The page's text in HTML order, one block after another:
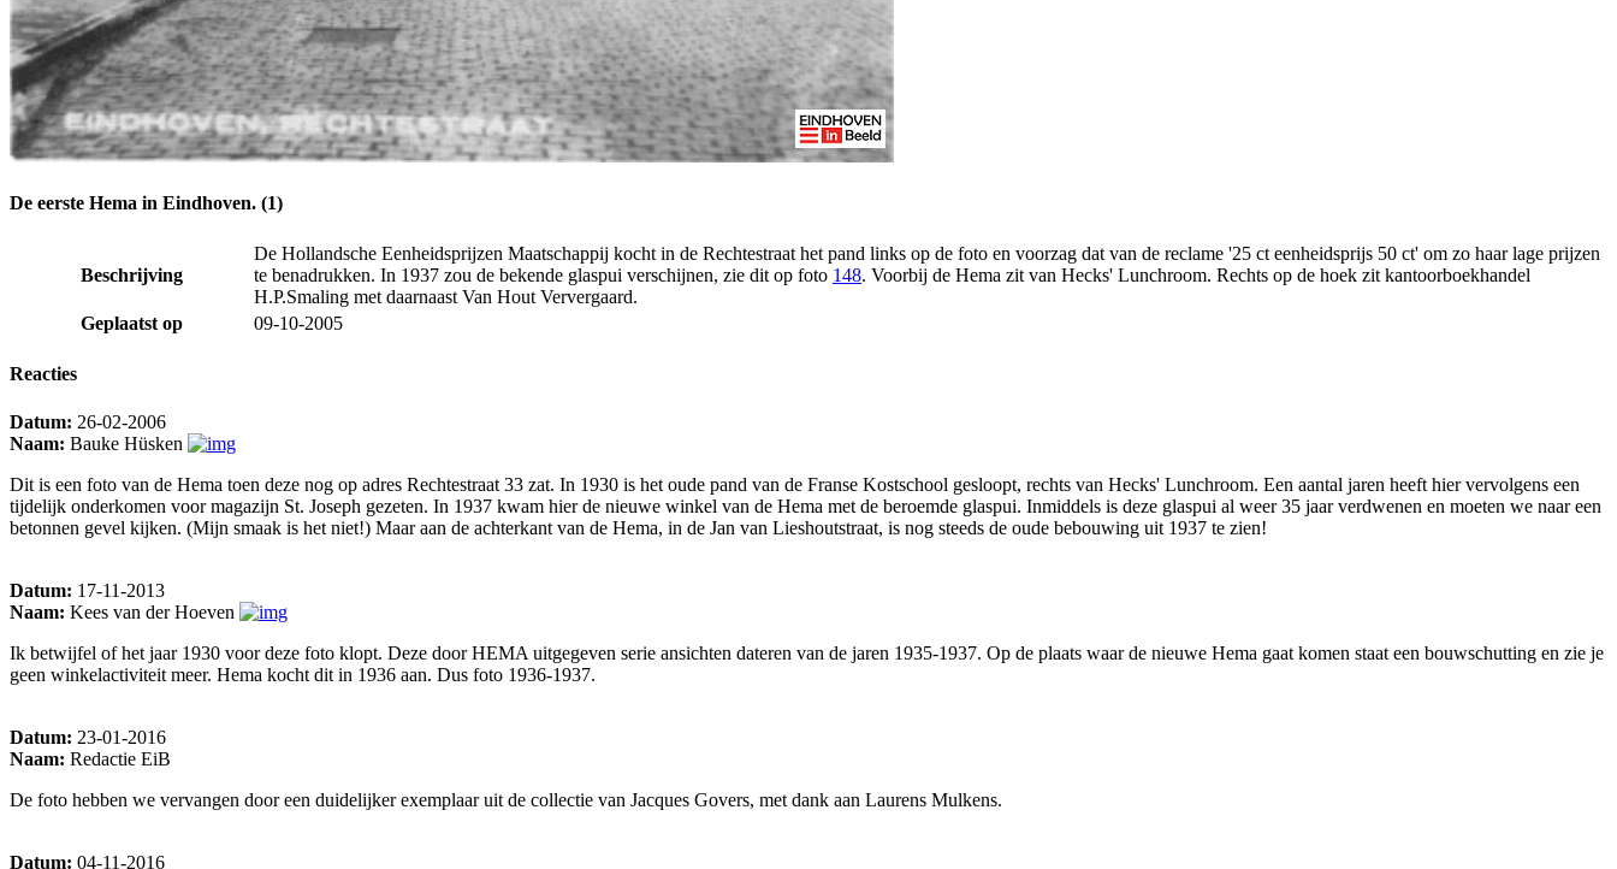
De eerste Hema in Eindhoven. (1)
Beschrijving
De Hollandsche Eenheidsprijzen Maatschappij kocht in de Rechtestraat het pand links op de foto en voorzag dat van de reclame '25 ct eenheidsprijs 50 ct' om zo haar lage prijzen
te benadrukken. In 1937 zou de bekende glaspui verschijnen, zie dit op foto 148. Voorbij de Hema zit van Hecks' Lunchroom. Rechts op de hoek zit kantoorboekhandel
H.P.Smaling met daarnaast Van Hout Ververgaard.
Geplaatst op
09-10-2005
Reacties
Datum: 26-02-2006
Naam: Bauke Hüsken
Dit is een foto van de Hema toen deze nog op adres Rechtestraat 33 zat. In 1930 is het oude pand van de Franse Kostschool gesloopt, rechts van Hecks' Lunchroom. Een aantal jaren heeft hier vervolgens een
tijdelijk onderkomen voor magazijn St. Joseph gezeten. In 1937 kwam hier de nieuwe winkel van de Hema met de beroemde glaspui. Inmiddels is deze glaspui al weer 35 jaar verdwenen en moeten we naar een
betonnen gevel kijken. (Mijn smaak is het niet!) Maar aan de achterkant van de Hema, in de Jan van Lieshoutstraat, is nog steeds de oude bebouwing uit 1937 te zien!
Datum: 17-11-2013
Naam: Kees van der Hoeven
Ik betwijfel of het jaar 1930 voor deze foto klopt. Deze door HEMA uitgegeven serie ansichten dateren van de jaren 1935-1937. Op de plaats waar de nieuwe Hema gaat komen staat een bouwschutting en zie je
geen winkelactiviteit meer. Hema kocht dit in 1936 aan. Dus foto 1936-1937.
Datum: 23-01-2016
Naam: Redactie EiB
De foto hebben we vervangen door een duidelijker exemplaar uit de collectie van Jacques Govers, met dank aan Laurens Mulkens.
Datum: 04-11-2016